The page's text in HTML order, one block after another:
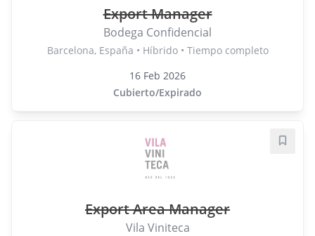
Export Manager
Bodega Confidencial
Barcelona, España • Híbrido • Tiempo completo
16 Feb 2026
Cubierto/Expirado
Export Area Manager
Vila Viniteca